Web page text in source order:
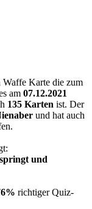
Waffe Karte die zum
am 07.12.2021
135 Karten ist. Der
und hat auch
und
richtiger Quiz-